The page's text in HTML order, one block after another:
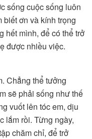
sống cuộc sống luôn
ơn và kính trọng
hết mình, để có thể trở
được nhiều việc.
Chẳng thể tưởng
sẽ phải sống như thế
vuốt lên tóc em, dịu
lắm rồi. Từng ngày,
chăm chỉ, để trở